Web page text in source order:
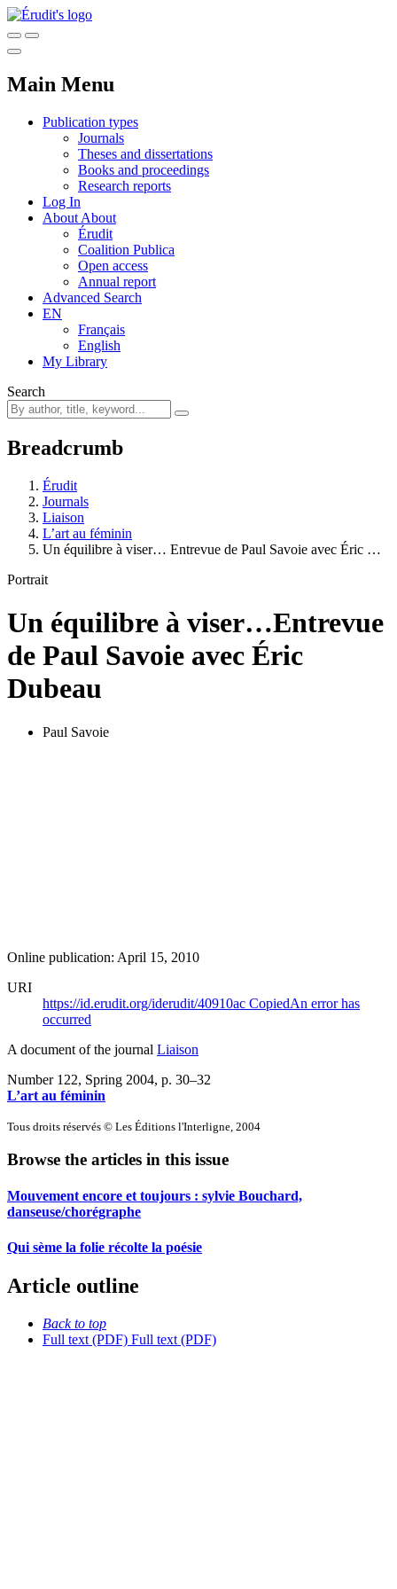
Main Menu
Publication types
Journals
Theses and dissertations
Books and proceedings
Research reports
Log In
About About
Érudit
Coalition Publica
Open access
Annual report
Advanced Search
EN
Français
English
My Library
Search
Breadcrumb
Érudit
Journals
Liaison
L’art au féminin
Un équilibre à viser… Entrevue de Paul Savoie avec Éric …
Portrait
Un équilibre à viser…Entrevue
de Paul Savoie avec Éric
Dubeau
Paul Savoie
Online publication: April 15, 2010
URI
https://id.erudit.org/iderudit/40910ac CopiedAn error has
occurred
A document of the journal Liaison
Number 122, Spring 2004, p. 30–32
L’art au féminin
Tous droits réservés © Les Éditions l'Interligne, 2004
Browse the articles in this issue
Mouvement encore et toujours : sylvie Bouchard,
danseuse/chorégraphe
Qui sème la folie récolte la poésie
Article outline
Back to top
Full text (PDF) Full text (PDF)